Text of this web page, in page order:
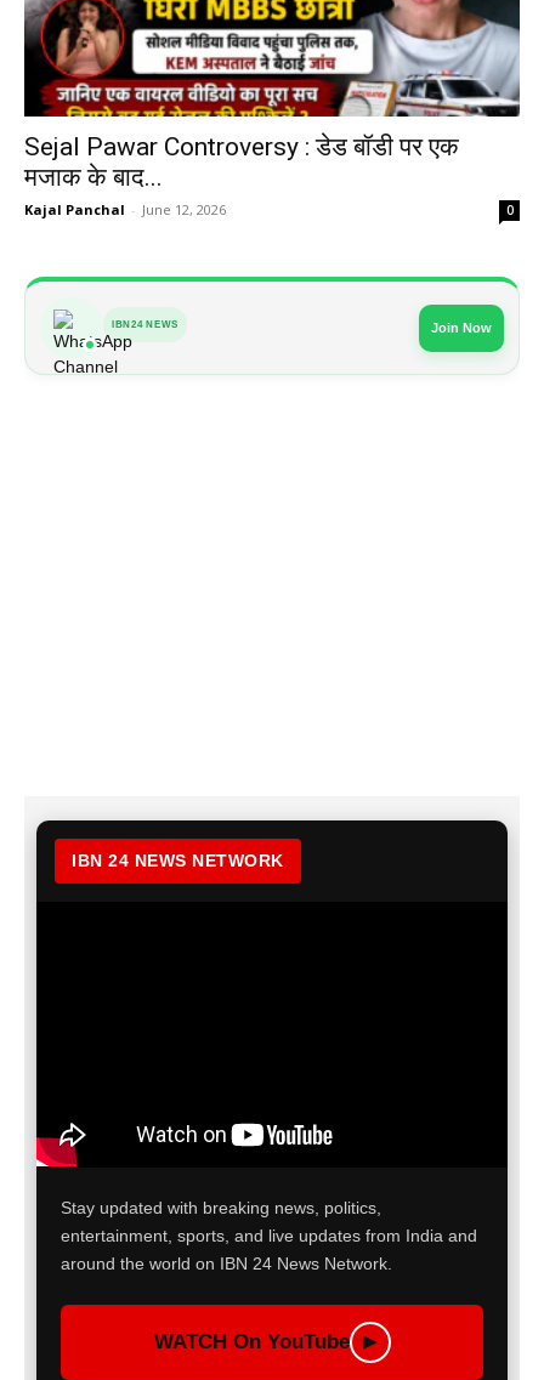
Sejal Pawar Controversy : डेड बॉडी पर एक
मजाक के बाद...
Kajal Panchal - June 12, 2026 0
IBN24 NEWS Join Now
IBN 24 NEWS NETWORK
Stay updated with breaking news, politics,
entertainment, sports, and live updates from India and
around the world on IBN 24 News Network.
WATCH On YouTube ▶